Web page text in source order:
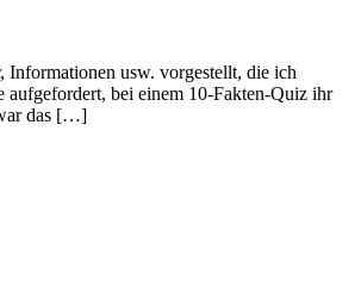
usw. vorgestellt, die ich
aufgefordert, bei einem 10-Fakten-Quiz ihr
das […]